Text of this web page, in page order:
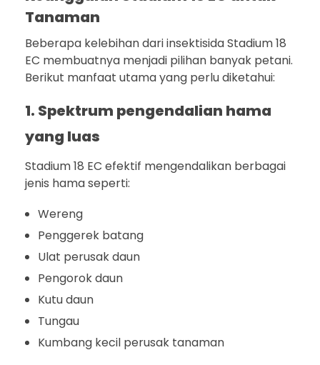
Tanaman
Beberapa kelebihan dari insektisida Stadium 18
EC membuatnya menjadi pilihan banyak petani.
Berikut manfaat utama yang perlu diketahui:
1. Spektrum pengendalian hama
yang luas
Stadium 18 EC efektif mengendalikan berbagai
jenis hama seperti:
Wereng
Penggerek batang
Ulat perusak daun
Pengorok daun
Kutu daun
Tungau
Kumbang kecil perusak tanaman